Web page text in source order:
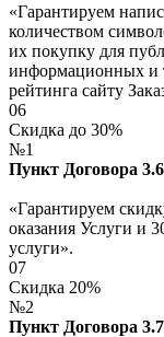
«Гарантируем
количеством
их покупку для
информационных и
рейтинга сайту
06
Скидка до 30%
№1
Пункт Договора
«Гарантируем
оказания Услуги и
услуги».
07
Скидка 20%
№2
Пункт Договора